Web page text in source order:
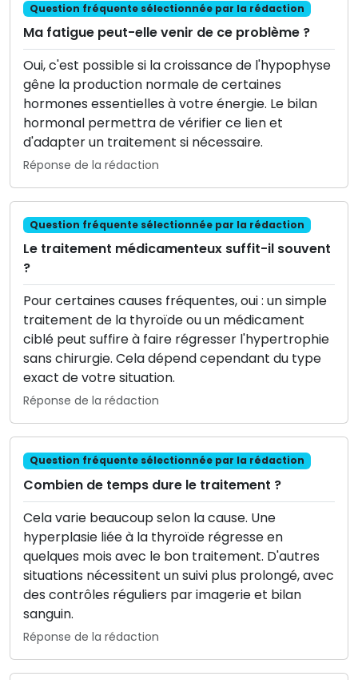
Question fréquente sélectionnée par la rédaction
Ma fatigue peut-elle venir de ce problème ?
Oui, c'est possible si la croissance de l'hypophyse
gêne la production normale de certaines
hormones essentielles à votre énergie. Le bilan
hormonal permettra de vérifier ce lien et
d'adapter un traitement si nécessaire.
Réponse de la rédaction
Question fréquente sélectionnée par la rédaction
Le traitement médicamenteux suffit-il souvent
?
Pour certaines causes fréquentes, oui : un simple
traitement de la thyroïde ou un médicament
ciblé peut suffire à faire régresser l'hypertrophie
sans chirurgie. Cela dépend cependant du type
exact de votre situation.
Réponse de la rédaction
Question fréquente sélectionnée par la rédaction
Combien de temps dure le traitement ?
Cela varie beaucoup selon la cause. Une
hyperplasie liée à la thyroïde régresse en
quelques mois avec le bon traitement. D'autres
situations nécessitent un suivi plus prolongé, avec
des contrôles réguliers par imagerie et bilan
sanguin.
Réponse de la rédaction